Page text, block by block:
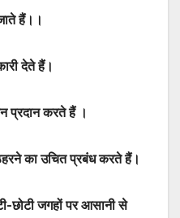
हैं।।
देते हैं।
प्रदान करते हैं ।
का उचित प्रबंध करते हैं।
छोटी जगहों पर आसानी से